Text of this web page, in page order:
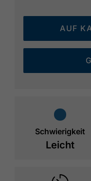
AUF
Schwierigkeit
Leicht